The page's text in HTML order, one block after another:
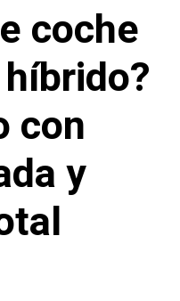
coche
con
y